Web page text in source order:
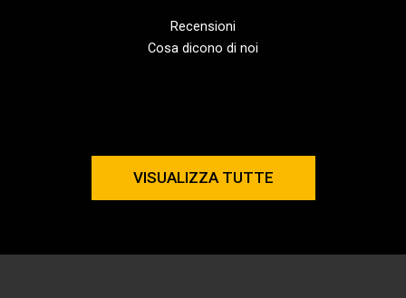
Recensioni
Cosa dicono di noi
VISUALIZZA TUTTE